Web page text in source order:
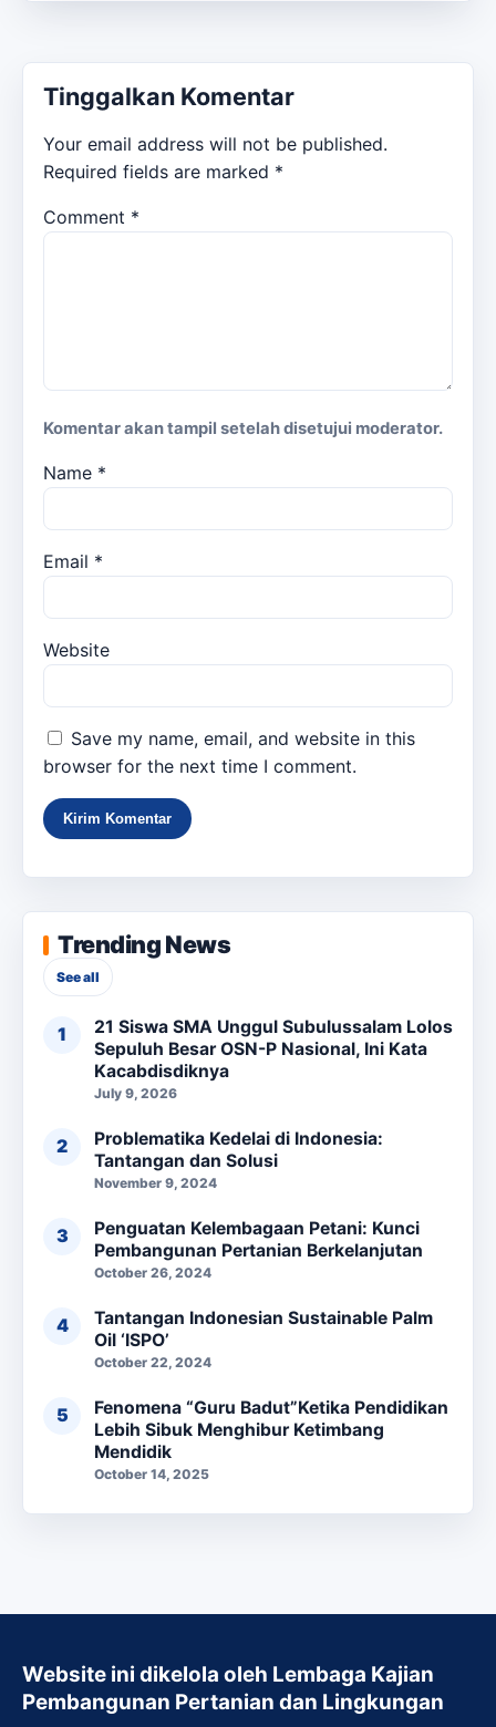
Tinggalkan Komentar
Your email address will not be published.
Required fields are marked *
Comment *
Komentar akan tampil setelah disetujui moderator.
Name *
Email *
Website
Save my name, email, and website in this
browser for the next time I comment.
Trending News
See all
21 Siswa SMA Unggul Subulussalam Lolos
Sepuluh Besar OSN-P Nasional, Ini Kata
Kacabdisdiknya
July 9, 2026
Problematika Kedelai di Indonesia:
Tantangan dan Solusi
November 9, 2024
Penguatan Kelembagaan Petani: Kunci
Pembangunan Pertanian Berkelanjutan
October 26, 2024
Tantangan Indonesian Sustainable Palm
Oil ‘ISPO’
October 22, 2024
Fenomena “Guru Badut”Ketika Pendidikan
Lebih Sibuk Menghibur Ketimbang
Mendidik
October 14, 2025
Website ini dikelola oleh Lembaga Kajian
Pembangunan Pertanian dan Lingkungan